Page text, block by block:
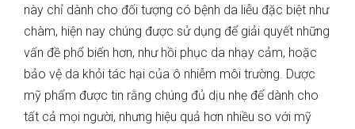
này chỉ dành cho đối tượng có bệnh da liễu đặc biệt như
chàm, hiện nay chúng được sử dụng để giải quyết những
vấn đề phổ biến hơn, như hồi phục da nhạy cảm, hoặc
bảo vệ da khỏi tác hại của ô nhiễm môi trường. Dược
mỹ phẩm được tin rằng chúng đủ dịu nhẹ để dành cho
tất cả mọi người, nhưng hiệu quả hơn nhiều so với mỹ